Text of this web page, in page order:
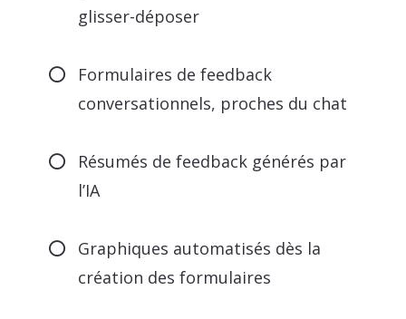
glisser-déposer
Formulaires de feedback
conversationnels, proches du chat
Résumés de feedback générés par
l’IA
Graphiques automatisés dès la
création des formulaires